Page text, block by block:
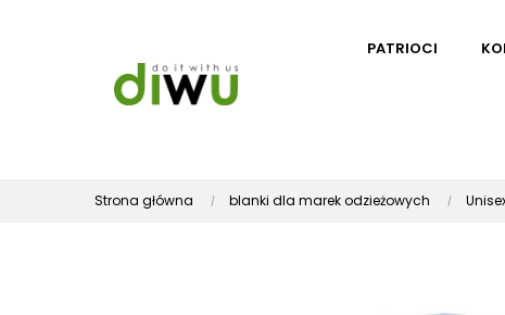
PATRIOCI
Strona główna blanki dla marek odzieżowych